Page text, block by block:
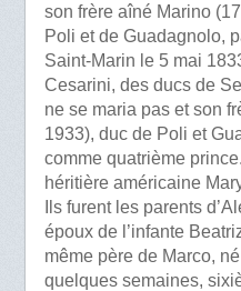
son frère aîné Marino
Poli et de Guadagnolo,
Saint-Marin le 5 mai
Cesarini, des ducs de
ne se maria pas et son
1933), duc de Poli et
comme quatrième
héritière américaine
Ils furent les parents
époux de l’infante
même père de Marco,
quelques semaines,